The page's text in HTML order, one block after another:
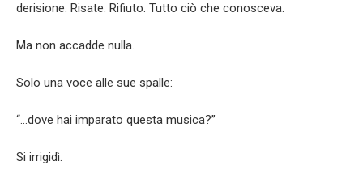
derisione. Risate. Rifiuto. Tutto ciò che conosceva.
Ma non accadde nulla.
Solo una voce alle sue spalle:
“…dove hai imparato questa musica?”
Si irrigidì.